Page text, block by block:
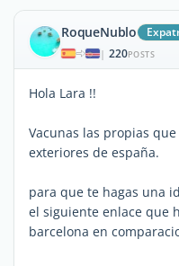
RoqueNublo
| 220POSTS
Hola Lara !!
Vacunas las propias
exteriores de españa.
para que te hagas una
el siguiente enlace que
barcelona en